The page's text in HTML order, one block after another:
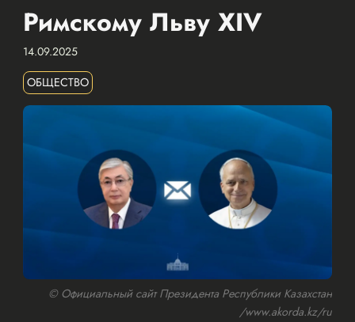
Римскому Льву XIV
14.09.2025
ОБЩЕСТВО
© Официальный сайт Президента Республики Казахстан
/www.akorda.kz/ru